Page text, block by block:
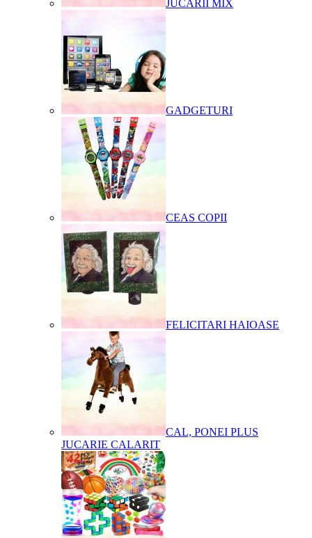
JUCARII MIX
GADGETURI
CEAS COPII
FELICITARI HAIOASE
CAL, PONEI PLUS
JUCARIE CALARIT